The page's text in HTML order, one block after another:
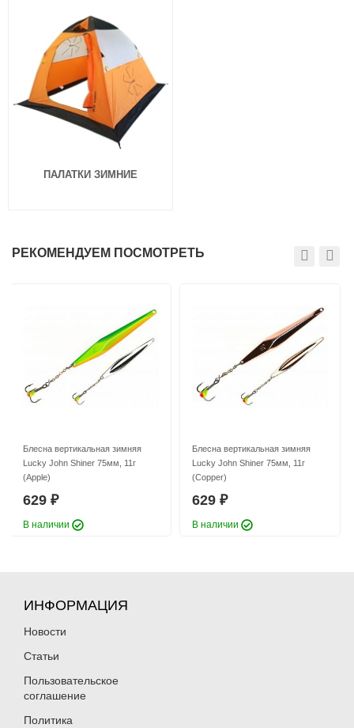
ПАЛАТКИ ЗИМНИЕ
РЕКОМЕНДУЕМ ПОСМОТРЕТЬ
Блесна вертикальная зимняя
Lucky John Shiner 75мм, 11г
(Apple)
629 ₽
В наличии
Блесна вертикальная зимняя
Lucky John Shiner 75мм, 11г
(Copper)
629 ₽
В наличии
ИНФОРМАЦИЯ
Новости
Статьи
Пользовательское
соглашение
Политика